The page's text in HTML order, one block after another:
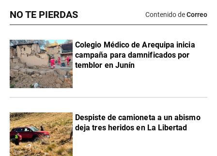
NO TE PIERDAS Contenido deCorreo
Colegio Médico de Arequipa inicia
campaña para damnificados por
temblor en Junín
Despiste de camioneta a un abismo
deja tres heridos en La Libertad